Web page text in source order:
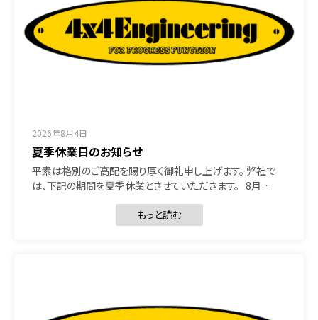
2026年8月4日
夏季休業日のお知らせ
平素は格別のご高配を賜り厚く御礼申し上げます。 弊社で
は、下記の期間を夏季休業とさせていただきます。 8月…
もっと読む